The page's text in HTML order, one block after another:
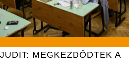
MEGKEZDŐDTEK A